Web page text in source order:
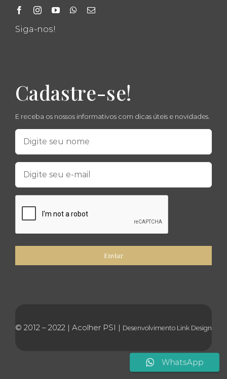
Siga-nos!
Cadastre-se!
E receba os nossos informativos com dicas úteis e novidades.
© 2012 – 2022 | Acolher PSI | Desenvolvimento Link Design
WhatsApp